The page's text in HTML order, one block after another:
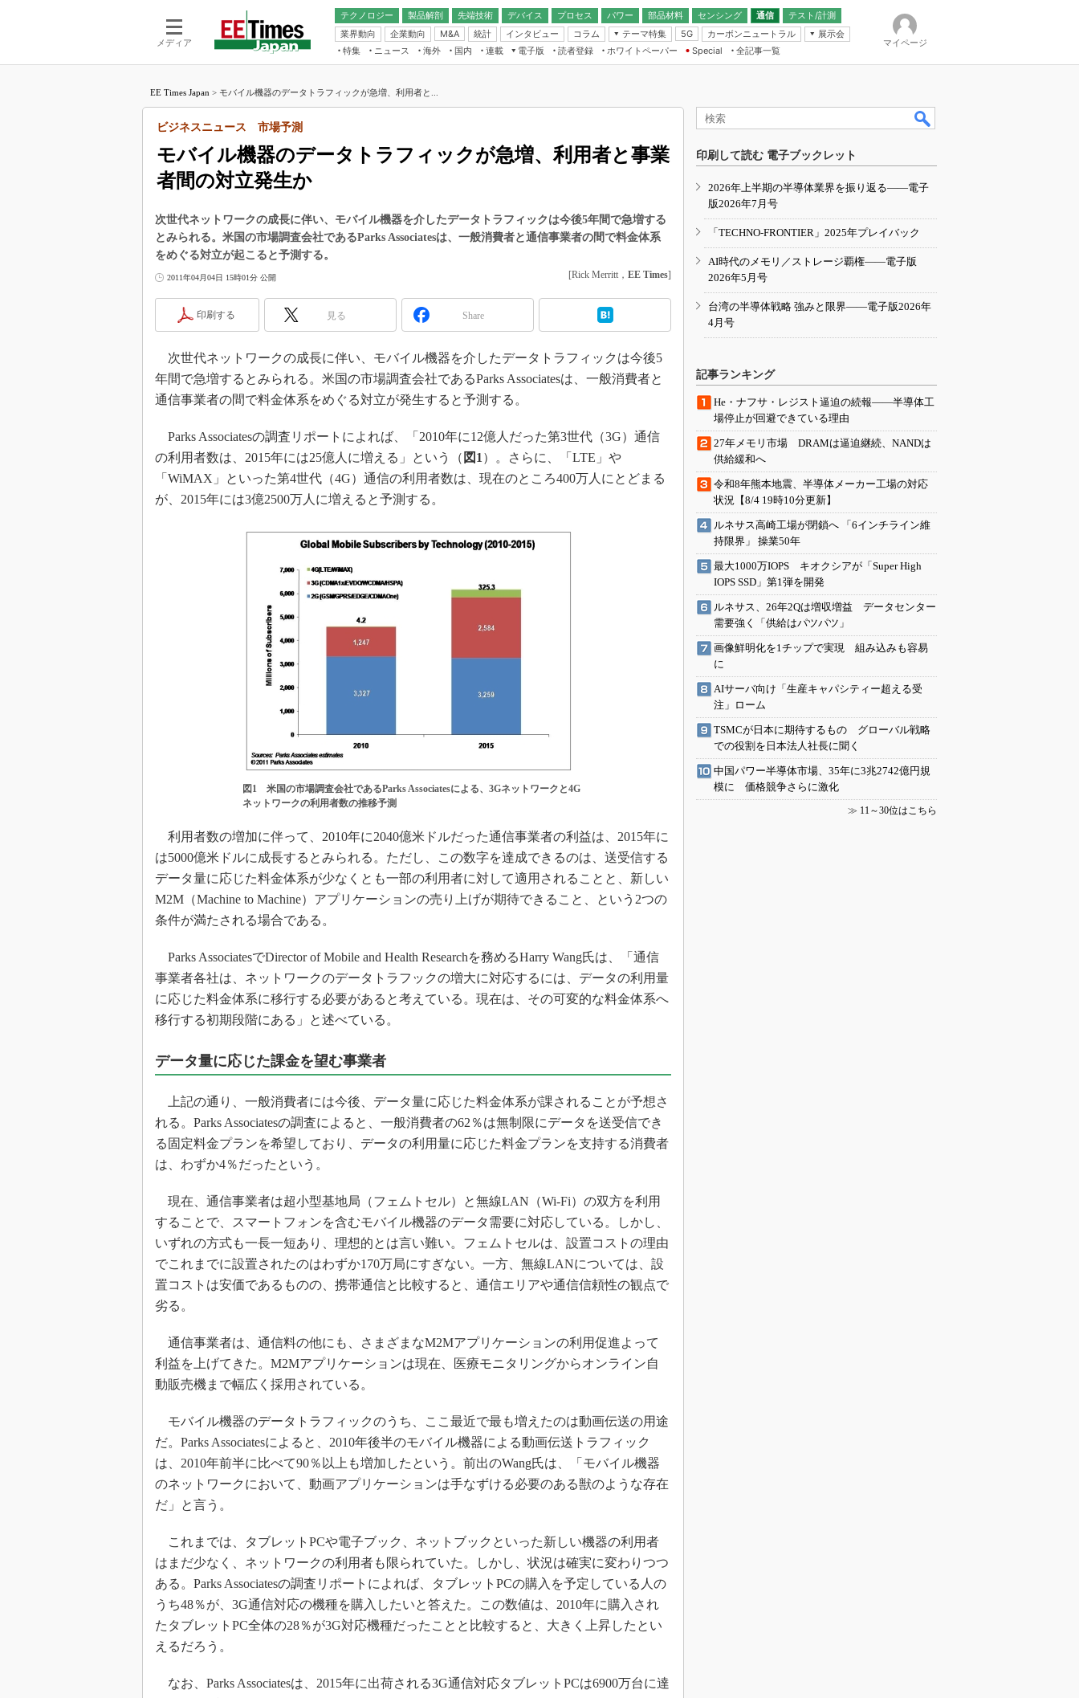
メディア
テクノロジー 製品解剖
先端技術
電池／エネルギー
デバイス
アナログ
マイコン
プロセス パワー 部品材料 センシング
通信
無線
テスト/計測
業界動向
企業動向 M&A 統計 インタビュー コラム
テーマ特集
フィジカルAI
読者調査（EE Times Research）
電源設計（EDN Japan）
5G カーボンニュートラル
展示会
IoT・エッジコンピューティング
EXPO
TECHNO-FRONTIER
人とくるま展
特集 ニュース 海外 国内
連載
福田昭のデバイス通信
大山聡の業界スコープ
学漂流記
世界を「数字」で回してみよう
この10年で起こったこと、次の10年
で起こること
光伝送技術を知る
“異端児エンジニア”が仕掛けた社内
改革、執念の180日
JASA発IoT通信
IHSアナリスト「未来展望」
「英語に愛されないエンジニア」の
電子版
電子ブックレット
読者登録 ホワイトペーパー
Special
全記事一覧
マイページ
EE Times Japan > モバイル機器のデータトラフィックが急増、利用者と...
モバイル機器のデータトラフィックが急増、利用者と事業
者間の対立発生か
ビジネスニュース 市場予測
次世代ネットワークの成長に伴い、モバイル機器を介したデータトラフィックは今後5年間で急増する
とみられる。米国の市場調査会社であるParks Associatesは、一般消費者と通信事業者の間で料金体系
をめぐる対立が起こると予測する。
2011年04月04日 15時01分 公開 [Rick Merritt， EE Times]
印刷する 見る Share
次世代ネットワークの成長に伴い、モバイル機器を介したデータトラフィックは今後5
年間で急増するとみられる。米国の市場調査会社であるParks Associatesは、一般消費者と
通信事業者の間で料金体系をめぐる対立が発生すると予測する。
Parks Associatesの調査リポートによれば、「2010年に12億人だった第3世代（3G）通信
の利用者数は、2015年には25億人に増える」という（ 図1 ）。さらに、「LTE」や
「WiMAX」といった第4世代（4G）通信の利用者数は、現在のところ400万人にとどまる
が、2015年には3億2500万人に増えると予測する。
図1 米国の市場調査会社であるParks Associatesによる、3Gネットワークと4G
ネットワークの利用者数の推移予測
利用者数の増加に伴って、2010年に2040億米ドルだった通信事業者の利益は、2015年に
は5000億米ドルに成長するとみられる。ただし、この数字を達成できるのは、送受信する
データ量に応じた料金体系が少なくとも一部の利用者に対して適用されることと、新しい
M2M（Machine to Machine）アプリケーションの売り上げが期待できること、という2つの
条件が満たされる場合である。
Parks AssociatesでDirector of Mobile and Health Researchを務めるHarry Wang氏は、「通信
事業者各社は、ネットワークのデータトラフックの増大に対応するには、データの利用量
に応じた料金体系に移行する必要があると考えている。現在は、その可変的な料金体系へ
移行する初期段階にある」と述べている。
データ量に応じた課金を望む事業者
上記の通り、一般消費者には今後、データ量に応じた料金体系が課されることが予想さ
れる。Parks Associatesの調査によると、一般消費者の62％は無制限にデータを送受信でき
る固定料金プランを希望しており、データの利用量に応じた料金プランを支持する消費者
は、わずか4％だったという。
現在、通信事業者は超小型基地局（フェムトセル）と無線LAN（Wi-Fi）の双方を利用
することで、スマートフォンを含むモバイル機器のデータ需要に対応している。しかし、
いずれの方式も一長一短あり、理想的とは言い難い。フェムトセルは、設置コストの理由
でこれまでに設置されたのはわずか170万局にすぎない。一方、無線LANについては、設
置コストは安価であるものの、携帯通信と比較すると、通信エリアや通信信頼性の観点で
劣る。
通信事業者は、通信料の他にも、さまざまなM2Mアプリケーションの利用促進よって
利益を上げてきた。M2Mアプリケーションは現在、医療モニタリングからオンライン自
動販売機まで幅広く採用されている。
モバイル機器のデータトラフィックのうち、ここ最近で最も増えたのは動画伝送の用途
だ。Parks Associatesによると、2010年後半のモバイル機器による動画伝送トラフィック
は、2010年前半に比べて90％以上も増加したという。前出のWang氏は、「モバイル機器
のネットワークにおいて、動画アプリケーションは手なずける必要のある獣のような存在
だ」と言う。
これまでは、タブレットPCや電子ブック、ネットブックといった新しい機器の利用者
はまだ少なく、ネットワークの利用者も限られていた。しかし、状況は確実に変わりつつ
ある。Parks Associatesの調査リポートによれば、タブレットPCの購入を予定している人の
うち48％が、3G通信対応の機種を購入したいと答えた。この数値は、2010年に購入され
たタブレットPC全体の28％が3G対応機種だったことと比較すると、大きく上昇したとい
えるだろう。
なお、Parks Associatesは、2015年に出荷される3G通信対応タブレットPCは6900万台に達
印刷して読む 電子ブックレット
2026年上半期の半導体業界を振り返る――電子
版2026年7月号
「TECHNO-FRONTIER」2025年プレイバック
AI時代のメモリ／ストレージ覇権――電子版
2026年5月号
台湾の半導体戦略 強みと限界――電子版2026年
4月号
記事ランキング
He・ナフサ・レジスト逼迫の続報――半導体工
場停止が回避できている理由
27年メモリ市場 DRAMは逼迫継続、NANDは
供給緩和へ
令和8年熊本地震、半導体メーカー工場の対応
状況【8/4 19時10分更新】
ルネサス高崎工場が閉鎖へ 「6インチライン維
持限界」 操業50年
最大1000万IOPS キオクシアが「Super High
IOPS SSD」第1弾を開発
ルネサス、26年2Qは増収増益 データセンター
需要強く「供給はパツパツ」
画像鮮明化を1チップで実現 組み込みも容易
に
AIサーバ向け「生産キャパシティー超える受
注」ローム
TSMCが日本に期待するもの グローバル戦略
での役割を日本法人社長に聞く
中国パワー半導体市場、35年に3兆2742億円規
模に 価格競争さらに激化
≫ 11～30位はこちら